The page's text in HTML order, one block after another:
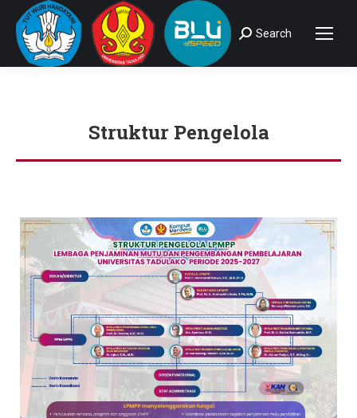
Search:
Search
Struktur Pengelola
You are here: